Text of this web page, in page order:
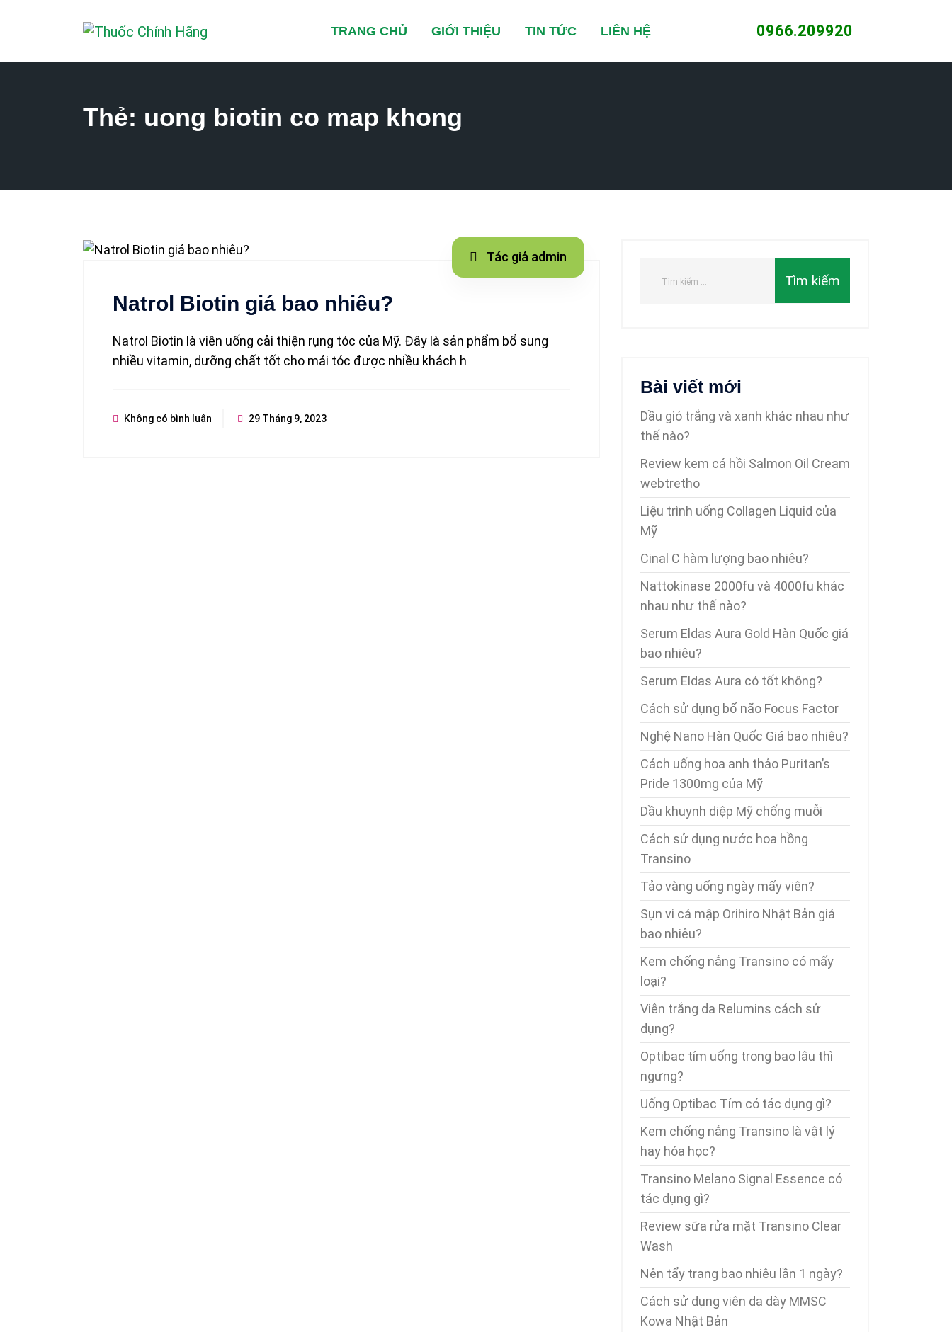
TRANG CHỦ GIỚI THIỆU TIN TỨC LIÊN HỆ 0966.209920
Thẻ: uong biotin co map khong
Tác giả admin
Natrol Biotin giá bao nhiêu?
Natrol Biotin là viên uống cải thiện rụng tóc của Mỹ. Đây là sản phẩm bổ sung
nhiều vitamin, dưỡng chất tốt cho mái tóc được nhiều khách h
Không có bình luận 29 Tháng 9, 2023
Bài viết mới
Dầu gió trắng và xanh khác nhau như
thế nào?
Review kem cá hồi Salmon Oil Cream
webtretho
Liệu trình uống Collagen Liquid của
Mỹ
Cinal C hàm lượng bao nhiêu?
Nattokinase 2000fu và 4000fu khác
nhau như thế nào?
Serum Eldas Aura Gold Hàn Quốc giá
bao nhiêu?
Serum Eldas Aura có tốt không?
Cách sử dụng bổ não Focus Factor
Nghệ Nano Hàn Quốc Giá bao nhiêu?
Cách uống hoa anh thảo Puritan’s
Pride 1300mg của Mỹ
Dầu khuynh diệp Mỹ chống muỗi
Cách sử dụng nước hoa hồng
Transino
Tảo vàng uống ngày mấy viên?
Sụn vi cá mập Orihiro Nhật Bản giá
bao nhiêu?
Kem chống nắng Transino có mấy
loại?
Viên trắng da Relumins cách sử
dụng?
Optibac tím uống trong bao lâu thì
ngưng?
Uống Optibac Tím có tác dụng gì?
Kem chống nắng Transino là vật lý
hay hóa học?
Transino Melano Signal Essence có
tác dụng gì?
Review sữa rửa mặt Transino Clear
Wash
Nên tẩy trang bao nhiêu lần 1 ngày?
Cách sử dụng viên dạ dày MMSC
Kowa Nhật Bản